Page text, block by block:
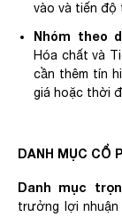
vào và tiến độ
Nhóm theo
Hóa chất và
cần thêm tín
giá hoặc thời
DANH MỤC CỔ
Danh mục
trưởng lợi